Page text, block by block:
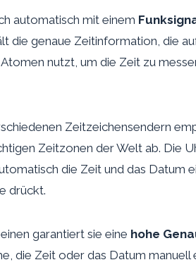
automatisch mit einem
die genaue Zeitinformation, die
nutzt, um die Zeit zu
Zeitzeichensendern
Zeitzonen der Welt ab. Die
die Zeit und das Datum
drückt.
garantiert sie eine hohe
die Zeit oder das Datum